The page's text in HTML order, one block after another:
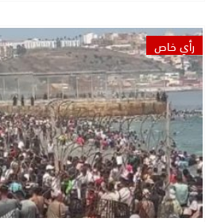
رأي خاص